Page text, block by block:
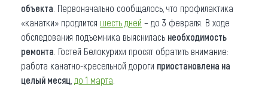
объекта . Первоначально сообщалось, что профилактика
«канатки» продлится шесть дней – до 3 февраля. В ходе
обследования подъемника выяснилась необходимость
ремонта . Гостей Белокурихи просят обратить внимание:
работа канатно-кресельной дороги приостановлена на
целый месяц до 1 марта